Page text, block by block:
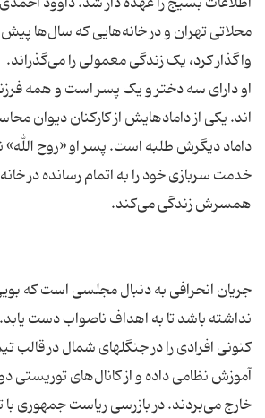
محلاتی تهران و در خانه‌هایی که سال‌ها
او دارای سه دختر و یک پسر است و همه
اند. یکی از داماد‌هایش از کارکنان دیوان
داماد دیگرش طلبه است. پسر او «روح الله»
خدمت سربازی خود را به اتمام رسانده در
جریان انحرافی به دنبال مجلسی است که
نداشته باشد تا به اهداف ناصواب دست
کنونی افرادی را در جنگلهای شمال در قالب
آموزش نظامی داده و از کانال‌های توریستی
خارج می‌بردند. در بازرسی ریاست جمهوری با